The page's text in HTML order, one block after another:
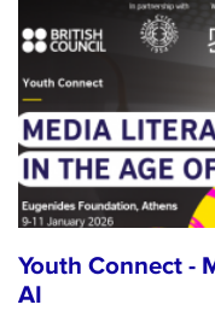
Youth Connect -
AI